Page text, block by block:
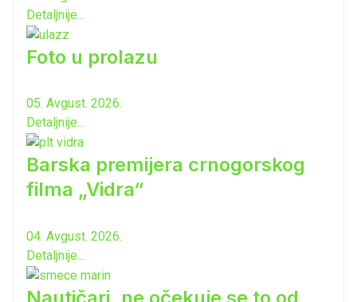
Detaljnije...
Foto u prolazu
05. Avgust. 2026.
Detaljnije...
Barska premijera crnogorskog
filma „Vidra“
04. Avgust. 2026.
Detaljnije...